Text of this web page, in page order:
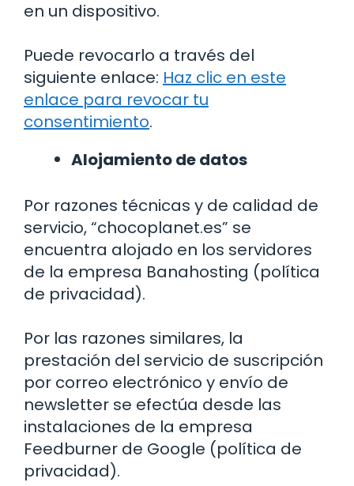
en un dispositivo.
Puede revocarlo a través del
siguiente enlace: Haz clic en este
enlace para revocar tu
consentimiento.
Alojamiento de datos
Por razones técnicas y de calidad de
servicio, “chocoplanet.es” se
encuentra alojado en los servidores
de la empresa Banahosting (política
de privacidad).
Por las razones similares, la
prestación del servicio de suscripción
por correo electrónico y envío de
newsletter se efectúa desde las
instalaciones de la empresa
Feedburner de Google (política de
privacidad).